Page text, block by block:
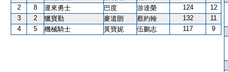
2
8 運來勇士 巴度 游達榮 124
12
3
2 獵寶勤 麥道朗 蔡約翰 132
11
4
5 機械騎士 黃寶妮 伍鵬志 117 9